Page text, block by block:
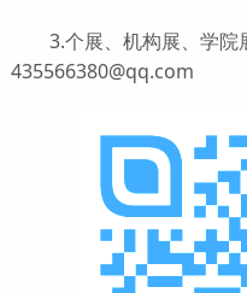
3.个展、机构展、学院
435566380@qq.com